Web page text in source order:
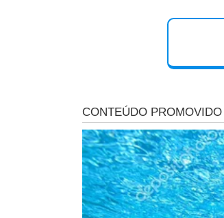
nacional do ConeCTa, Poliana
O debate com os estudantes foi
guiado pelaPinacoteca Afrânio
PARCERIA E EDUCAÇÃO
Secretaria de Estado da Educação
estado, apoiando ações que visam
Estadual de Culturae outras